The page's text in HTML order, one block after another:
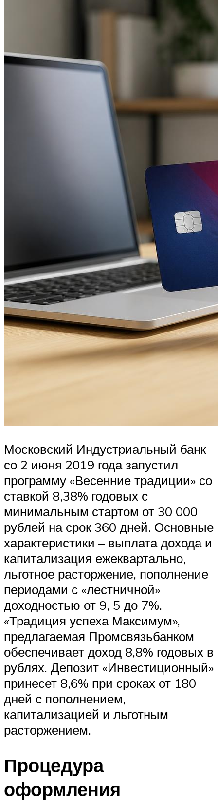
Московский Индустриальный банк
со 2 июня 2019 года запустил
программу «Весенние традиции» со
ставкой 8,38% годовых с
минимальным стартом от 30 000
рублей на срок 360 дней. Основные
характеристики – выплата дохода и
капитализация ежеквартально,
льготное расторжение, пополнение
периодами с «лестничной»
доходностью от 9, 5 до 7%.
«Традиция успеха Максимум»,
предлагаемая Промсвязьбанком
обеспечивает доход 8,8% годовых в
рублях. Депозит «Инвестиционный»
принесет 8,6% при сроках от 180
дней с пополнением,
капитализацией и льготным
расторжением.
Процедура
оформления